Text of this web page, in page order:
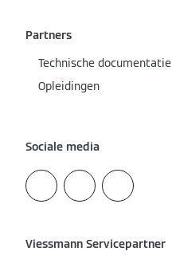
Partners
Technische documentatie
Opleidingen
Sociale media
Viessmann Servicepartner